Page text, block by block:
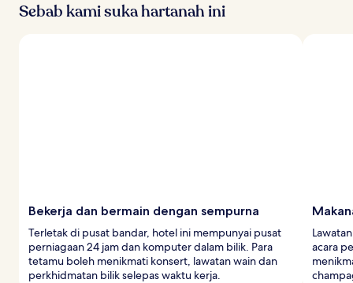
Sebab kami suka hartanah ini
Bekerja dan bermain dengan sempurna
Terletak di pusat bandar, hotel ini mempunyai pusat
perniagaan 24 jam dan komputer dalam bilik. Para
tetamu boleh menikmati konsert, lawatan wain dan
perkhidmatan bilik selepas waktu kerja.
acara